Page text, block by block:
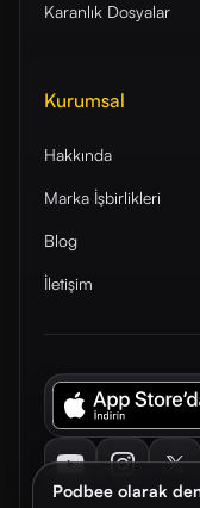
Podbee olarak
Karanlık Dosyalar
Kurumsal
Hakkında
Marka İşbirlikleri
Blog
İletişim